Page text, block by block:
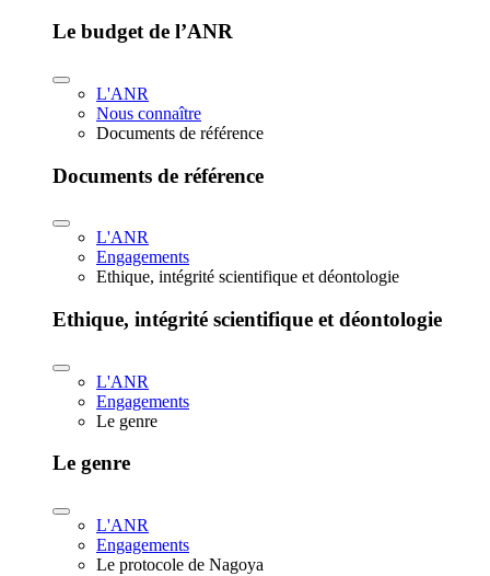
Le budget de l’ANR
L'ANR
Nous connaître
Documents de référence
Documents de référence
L'ANR
Engagements
Ethique, intégrité scientifique et déontologie
Ethique, intégrité scientifique et déontologie
L'ANR
Engagements
Le genre
Le genre
L'ANR
Engagements
Le protocole de Nagoya